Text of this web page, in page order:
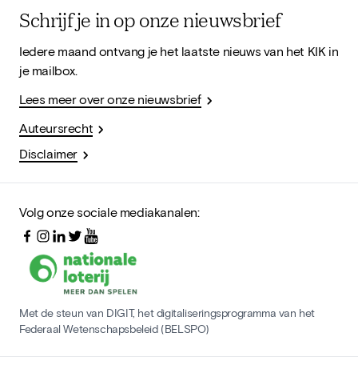
Schrijf je in op onze nieuwsbrief
Iedere maand ontvang je het laatste nieuws van het KIK in
je mailbox.
Lees meer over onze nieuwsbrief
Auteursrecht
Disclaimer
Volg onze sociale mediakanalen:
Met de steun van DIGIT, het digitaliseringsprogramma van het
Federaal Wetenschapsbeleid (BELSPO)